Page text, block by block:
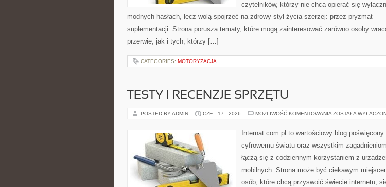
czytelników, którzy nie chcą opierać się
modnych hasłach, lecz wolą spojrzeć na zdrowy styl życia szerzej: przez pryzmat
suplementacji. Strona porusza tematy, które mogą zainteresować zarówno osoby
przerwie, jak i tych, którzy […]
CATEGORIES: MOTORYZACJA
TESTY I RECENZJE SPRZĘTU
POSTED BY ADMIN CZE - 17 - 2026 MOŻLIWOŚĆ KOMENTOWANIA TESTY
SPRZĘTU
ZOSTAŁA
Internat.com.pl to wartościowy blog poświęcony
cyfrowemu światu oraz wszystkim
łączą się z codziennym korzystaniem z
mobilnych. Strona może być ciekawym
osób, które chcą przyswoić świecie internetu,